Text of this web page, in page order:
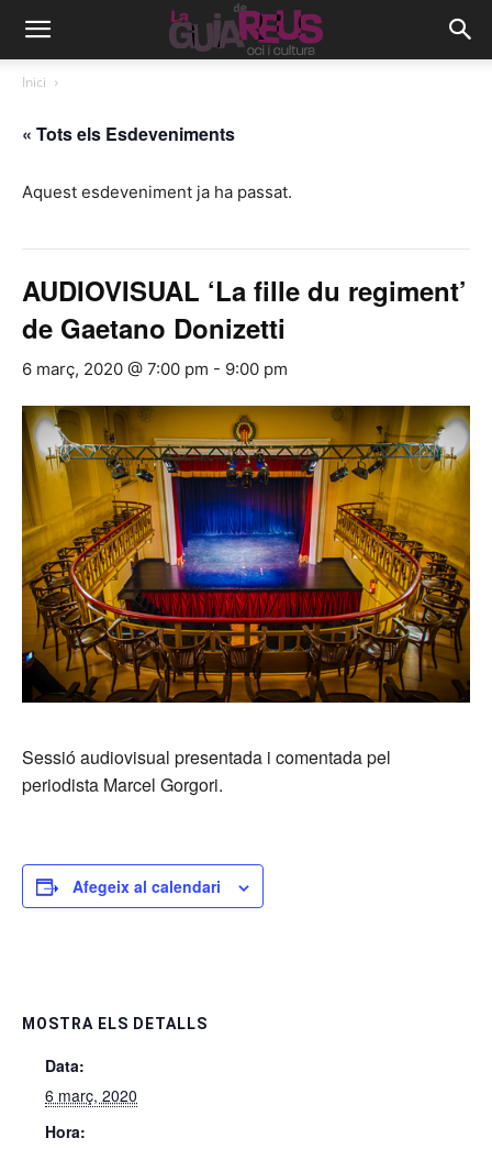
Inici
« Tots els Esdeveniments
Aquest esdeveniment ja ha passat.
AUDIOVISUAL ‘La fille du regiment’
de Gaetano Donizetti
6 març, 2020 @ 7:00 pm - 9:00 pm
Sessió audiovisual presentada i comentada pel
periodista Marcel Gorgori.
Afegeix al calendari
MOSTRA ELS DETALLS
Data:
6 març, 2020
Hora: